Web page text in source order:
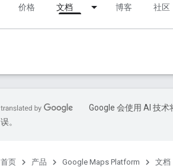
价格 文档 博客 社区
Google 会使用 AI 技
误。
首页 产品 Google Maps Platform 文档